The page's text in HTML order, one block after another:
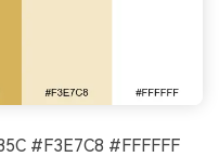
#F3E7C8 #FFFFFF